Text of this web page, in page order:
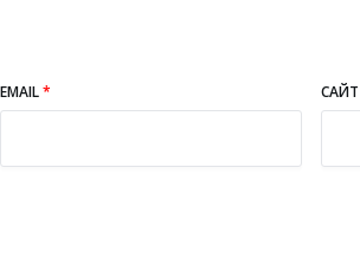
EMAIL* САЙТ